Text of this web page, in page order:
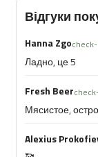
Відгуки
Hanna Zgo
Ладно, це 5
Fresh Beer
Мясистое,
Alexius